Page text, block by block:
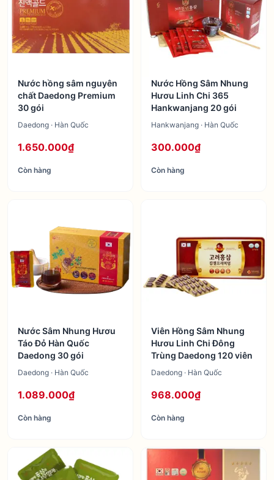
Nước hồng sâm nguyên
chất Daedong Premium
30 gói
Daedong · Hàn Quốc
1.650.000₫
Còn hàng
Nước Hồng Sâm Nhung
Hươu Linh Chi 365
Hankwanjang 20 gói
Hankwanjang · Hàn Quốc
300.000₫
Còn hàng
Nước Sâm Nhung Hươu
Táo Đỏ Hàn Quốc
Daedong 30 gói
Daedong · Hàn Quốc
1.089.000₫
Còn hàng
Viên Hồng Sâm Nhung
Hươu Linh Chi Đông
Trùng Daedong 120 viên
Daedong · Hàn Quốc
968.000₫
Còn hàng